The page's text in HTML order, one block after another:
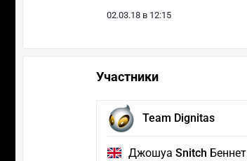
02.03.18 в 12:15
Участники
Team Dignitas
Джошуа Snitch Беннет